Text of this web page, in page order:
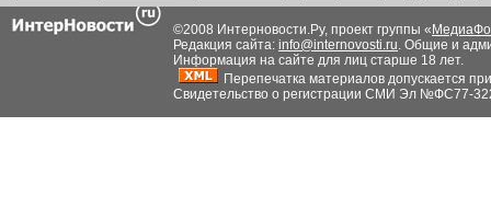
©2008 Интерновости.Ру, проект группы «
Редакция сайта: info@internovosti.ru. Общие и
Информация на сайте для лиц старше 18 лет.
Перепечатка материалов допускается
Свидетельство о регистрации СМИ Эл №ФС77-